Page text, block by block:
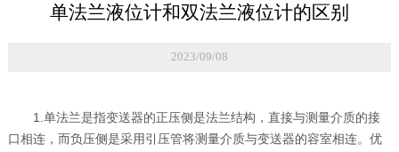
单法兰液位计和双法兰液位计的区别
2023/09/08
1.单法兰是指变送器的正压侧是法兰结构，直接与测量介质的接
口相连，而负压侧是采用引压管将测量介质与变送器的容室相连。优